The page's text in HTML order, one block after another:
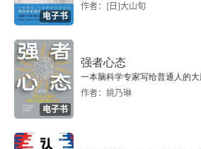
1.8.4 Serial Old垃圾收集器：单线
1.8.5 Parallel Old垃圾收集器：多
法
1.8.6 CMS垃圾收集器
1.8.7 G1垃圾收集器
电子书
作者：[日]大山旬
电子书
强者心态
一本脑科学专家写给普通人的大
作者：姚乃琳